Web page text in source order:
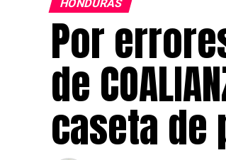
HONDURAS
Por
de
caseta de